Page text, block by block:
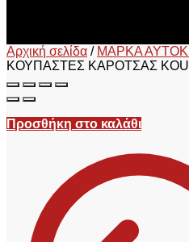
Αρχική σελίδα / ΜΑΡΚΑ
ΚΟΥΠΑΣΤΕΣ ΚΑΡΟΤΣΑΣ
Προσθήκη στο καλάθι